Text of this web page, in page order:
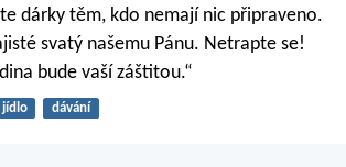
dárky těm, kdo nemají nic připraveno.
svatý našemu Pánu. Netrapte se!
bude vaší záštitou.“
jídlo dávání